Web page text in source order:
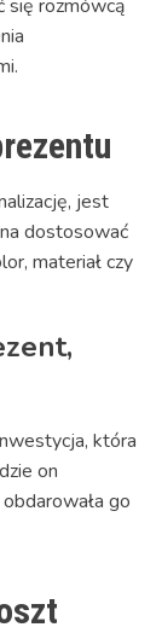
się rozmówcą
jest
dostosować
materiał czy
która
on
go